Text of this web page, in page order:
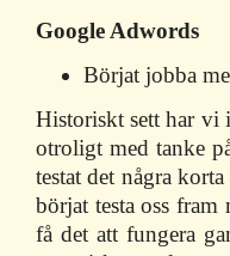
Google Adwords
Börjat jobba
Historiskt sett har vi
otroligt med tanke
testat det några
börjat testa oss
få det att fungera